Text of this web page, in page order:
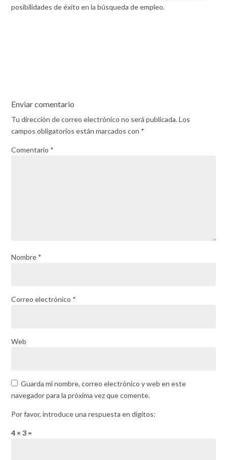
posibilidades de éxito en la búsqueda de empleo.
Enviar comentario
Tu dirección de correo electrónico no será publicada. Los
campos obligatorios están marcados con *
Comentario *
Nombre *
Correo electrónico *
Web
Guarda mi nombre, correo electrónico y web en este
navegador para la próxima vez que comente.
Por favor, introduce una respuesta en dígitos:
4 × 3 =